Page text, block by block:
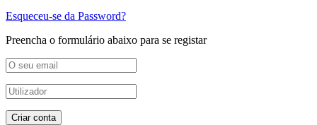
Esqueceu-se da Password?
Preencha o formulário abaixo para se registar